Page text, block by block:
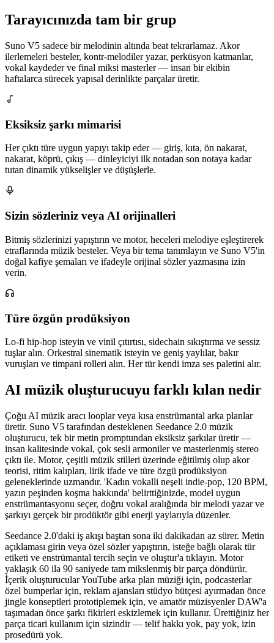
Tarayıcınızda tam bir grup
Suno V5 sadece bir melodinin altında beat tekrarlamaz. Akor
ilerlemeleri besteler, kontr-melodiler yazar, perküsyon katmanlar,
vokal kaydeder ve final miksi masterler — insan bir ekibin
haftalarca sürecek yapısal derinlikte parçalar üretir.
Eksiksiz şarkı mimarisi
Her çıktı türe uygun yapıyı takip eder — giriş, kıta, ön nakarat,
nakarat, köprü, çıkış — dinleyiciyi ilk notadan son notaya kadar
tutan dinamik yükselişler ve düşüşlerle.
Sizin sözleriniz veya AI orijinalleri
Bitmiş sözlerinizi yapıştırın ve motor, heceleri melodiye eşleştirerek
etraflarında müzik besteler. Veya bir tema tanımlayın ve Suno V5'in
doğal kafiye şemaları ve ifadeyle orijinal sözler yazmasına izin
verin.
Türe özgün prodüksiyon
Lo-fi hip-hop isteyin ve vinil çıtırtısı, sidechain sıkıştırma ve sessiz
tuşlar alın. Orkestral sinematik isteyin ve geniş yaylılar, bakır
vuruşları ve timpani rolleri alın. Her tür kendi imza ses paletini alır.
AI müzik oluşturucuyu farklı kılan nedir
Çoğu AI müzik aracı looplar veya kısa enstrümantal arka planlar
üretir. Suno V5 tarafından desteklenen Seedance 2.0 müzik
oluşturucu, tek bir metin promptundan eksiksiz şarkılar üretir —
insan kalitesinde vokal, çok sesli armoniler ve masterlenmiş stereo
çıktı ile. Motor, çeşitli müzik stilleri üzerinde eğitilmiş olup akor
teorisi, ritim kalıpları, lirik ifade ve türe özgü prodüksiyon
geleneklerinde uzmandır. 'Kadın vokalli neşeli indie-pop, 120 BPM,
yazın peşinden koşma hakkında' belirttiğinizde, model uygun
enstrümantasyonu seçer, doğru vokal aralığında bir melodi yazar ve
şarkıyı gerçek bir prodüktör gibi enerji yaylarıyla düzenler.
Seedance 2.0'daki iş akışı baştan sona iki dakikadan az sürer. Metin
açıklaması girin veya özel sözler yapıştırın, isteğe bağlı olarak tür
etiketi ve enstrümantal tercih seçin ve oluştur'a tıklayın. Motor
yaklaşık 60 ila 90 saniyede tam mikslenmiş bir parça döndürür.
İçerik oluşturucular YouTube arka plan müziği için, podcasterlar
özel bumperlar için, reklam ajansları stüdyo bütçesi ayırmadan önce
jingle konseptleri prototiplemek için, ve amatör müzisyenler DAW'a
taşımadan önce şarkı fikirleri eskizlemek için kullanır. Ürettiğiniz her
parça ticari kullanım için sizindir — telif hakkı yok, pay yok, izin
prosedürü yok.